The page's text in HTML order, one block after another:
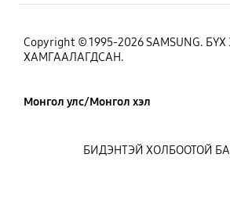
Copyright © 1995-2026 SAMSUNG.
ХАМГААЛАГДСАН.
Монгол улс/Монгол хэл
БИДЭНТЭЙ ХОЛБООТОЙ